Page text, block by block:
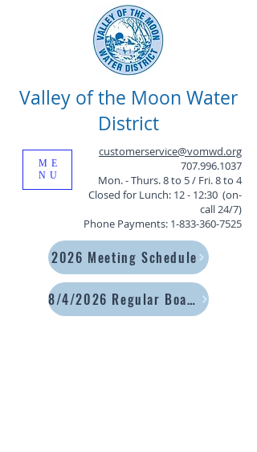
customerservice@vomwd.org
707.996.1037
Mon. - Thurs. 8 to 5 / Fri. 8 to 4
Closed for Lunch: 12 - 12:30 (on-
call 24/7)
Phone Payments: 1-833-360-7525
ME
NU
Valley of the Moon Water
District
2026 Meeting Schedule
8/4/2026 Regular Board Meeting Agenda and Packet